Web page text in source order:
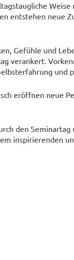
Weise
entstehen neue
Gefühle und
verankert.
und
eröffnen neue
den Seminartag
inspirierenden